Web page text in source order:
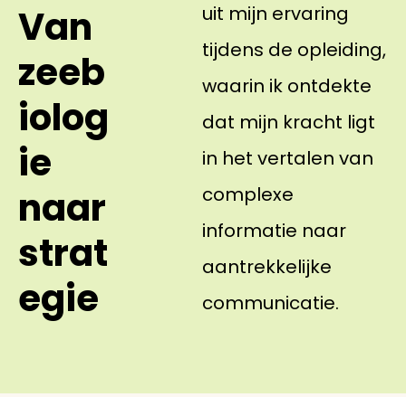
Van
zeeb
iolog
ie
naar
strat
egie
uit mijn ervaring
tijdens de opleiding,
waarin ik ontdekte
dat mijn kracht ligt
in het vertalen van
complexe
informatie naar
aantrekkelijke
communicatie.